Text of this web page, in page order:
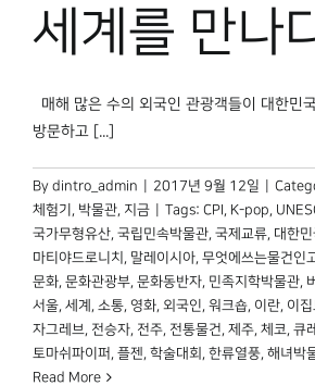
세계를 만나
매해 많은 수의 외국인 관광객들이 대한민
방문하고 [...]
By dintro_admin 2017년 9월 12일
체험기
박물관, 지금 Tags: CPI K-pop
국가무형유산 국립민속박물관 국제교류 대한
마티야드로니치
말레이시아 무엇에쓰는물건인
문화 문화관광부 문화동반자 민족지학박물관
서울 세계 소통 영화 외국인 워크숍 이란 이집
자그레브
전승자 전주 전통물건 제주 체코 큐
토마쉬파이퍼 플젠 학술대회 한류열풍 해녀박
Read More